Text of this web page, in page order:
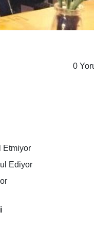
0
Etmiyor
Ediyor